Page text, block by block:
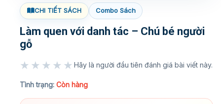
CHI TIẾT SÁCH Combo Sách
Làm quen với danh tác – Chú bé người
gỗ
★★★★★ Hãy là người đầu tiên đánh giá bài viết này.
Tình trạng: Còn hàng